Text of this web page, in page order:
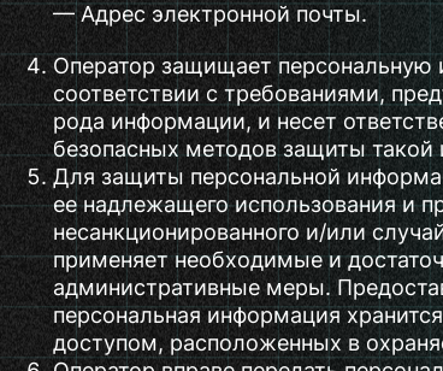
— Адрес электронной почты.
Оператор защищает
соответствии с требованиями,
рода информации, и несет
безопасных методов защиты
Для защиты персональной
ее надлежащего использования и
несанкционированного и/или
применяет необходимые и
административные меры.
персональная информация
доступом, расположенных в